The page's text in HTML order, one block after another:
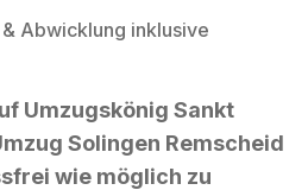
Abwicklung inklusive
Umzugskönig Sankt
Solingen Remscheid
wie möglich zu